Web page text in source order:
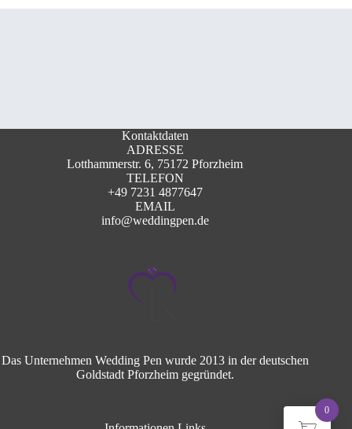
Kontaktdaten
ADRESSE
Lotthammerstr. 6, 75172 Pforzheim
TELEFON
+49 7231 4877647
EMAIL
info@weddingpen.de
Das Unternehmen Wedding Pen wurde 2013 in der deutschen
Goldstadt Pforzheim gegründet.
0